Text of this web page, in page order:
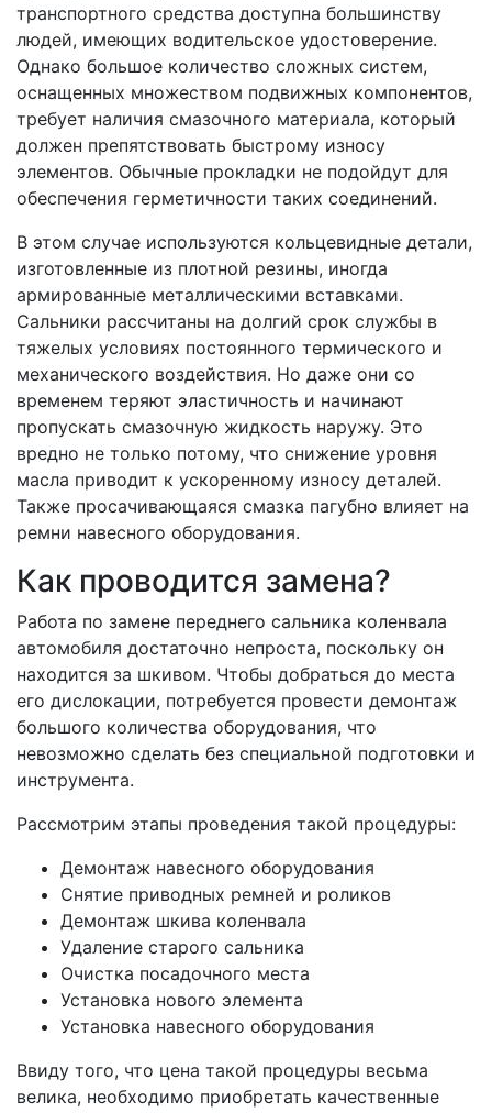
транспортного средства доступна большинству
людей, имеющих водительское удостоверение.
Однако большое количество сложных систем,
оснащенных множеством подвижных компонентов,
требует наличия смазочного материала, который
должен препятствовать быстрому износу
элементов. Обычные прокладки не подойдут для
обеспечения герметичности таких соединений.
В этом случае используются кольцевидные детали,
изготовленные из плотной резины, иногда
армированные металлическими вставками.
Сальники рассчитаны на долгий срок службы в
тяжелых условиях постоянного термического и
механического воздействия. Но даже они со
временем теряют эластичность и начинают
пропускать смазочную жидкость наружу. Это
вредно не только потому, что снижение уровня
масла приводит к ускоренному износу деталей.
Также просачивающаяся смазка пагубно влияет на
ремни навесного оборудования.
Как проводится замена?
Работа по замене переднего сальника коленвала
автомобиля достаточно непроста, поскольку он
находится за шкивом. Чтобы добраться до места
его дислокации, потребуется провести демонтаж
большого количества оборудования, что
невозможно сделать без специальной подготовки и
инструмента.
Рассмотрим этапы проведения такой процедуры:
Демонтаж навесного оборудования
Снятие приводных ремней и роликов
Демонтаж шкива коленвала
Удаление старого сальника
Очистка посадочного места
Установка нового элемента
Установка навесного оборудования
Ввиду того, что цена такой процедуры весьма
велика, необходимо приобретать качественные